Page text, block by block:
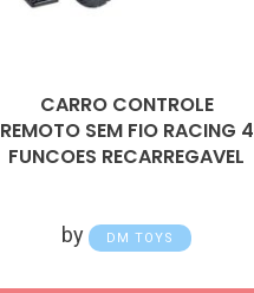
CARRO CONTROLE
REMOTO SEM FIO RACING 4
FUNCOES RECARREGAVEL
by DM TOYS